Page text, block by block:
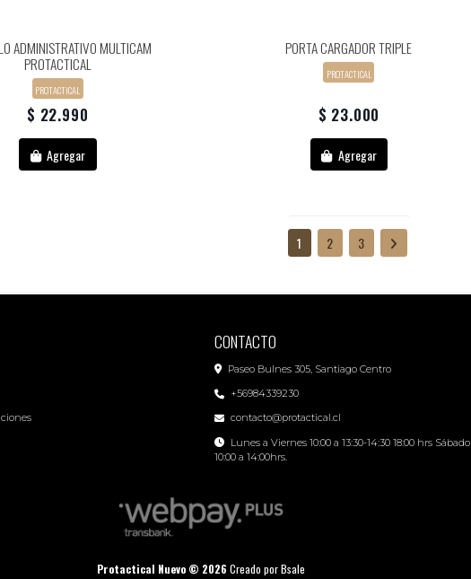
ADMINISTRATIVO MULTICAM
PROTACTICAL
PROTACTICAL
$ 22.990
Agregar
PORTA CARGADOR TRIPLE
PROTACTICAL
$ 23.000
Agregar
1 2 3
CONTACTO
Paseo Bulnes 305, Santiago Centro
+56984339230
contacto@protactical.cl
Lunes a Viernes 10:00 a 13:30-14:30 18:00 hrs Sábado
10:00 a 14:00hrs.
Protactical Nuevo © 2026 Creado porBsale